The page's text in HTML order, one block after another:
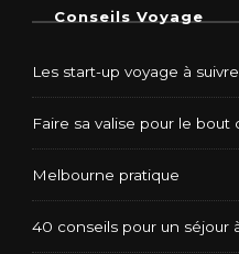
Conseils Voyage
Les start-up voyage à suivre
Faire sa valise pour le bout
Melbourne pratique
40 conseils pour un séjour